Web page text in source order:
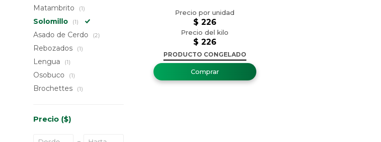
$ 226
$ 226
PRODUCTO CONGELADO
Matambrito (1)
Solomillo (1)
Asado de Cerdo (2)
Rebozados (1)
Lengua (1)
Osobuco (1)
Brochettes (1)
Precio ($)